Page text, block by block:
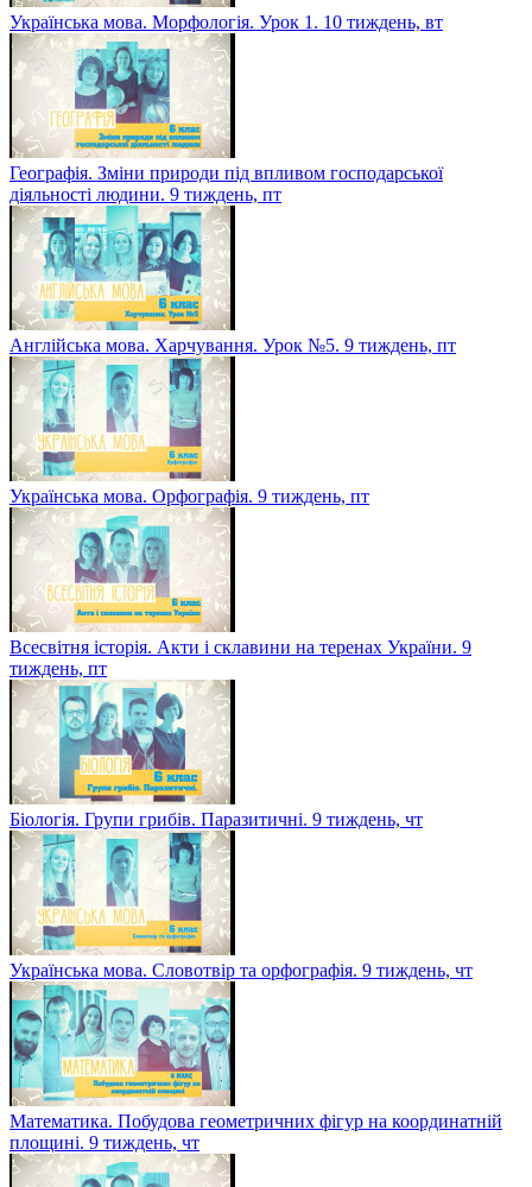
Українська мова. Морфологія. Урок 1. 10 тиждень, вт
Географія. Зміни природи під впливом господарської
діяльності людини. 9 тиждень, пт
Англійська мова. Харчування. Урок №5. 9 тиждень, пт
Українська мова. Орфографія. 9 тиждень, пт
Всесвітня історія. Акти і склавини на теренах України. 9
тиждень, пт
Біологія. Групи грибів. Паразитичні. 9 тиждень, чт
Українська мова. Словотвір та орфографія. 9 тиждень, чт
Математика. Побудова геометричних фігур на координатній
площині. 9 тиждень, чт